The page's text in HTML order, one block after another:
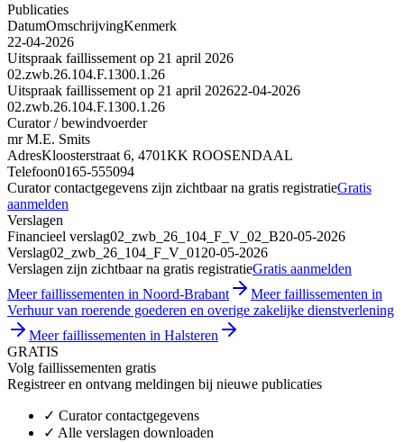
Publicaties
DatumOmschrijvingKenmerk
22-04-2026
Uitspraak faillissement op 21 april 2026
02.zwb.26.104.F.1300.1.26
Uitspraak faillissement op 21 april 202622-04-2026
02.zwb.26.104.F.1300.1.26
Curator / bewindvoerder
mr M.E. Smits
AdresKloosterstraat 6, 4701KK ROOSENDAAL
Telefoon0165-555094
Curator contactgegevens zijn zichtbaar na gratis registratieGratis
aanmelden
Verslagen
Financieel verslag02_zwb_26_104_F_V_02_B20-05-2026
Verslag02_zwb_26_104_F_V_01 20-05-2026
Verslagen zijn zichtbaar na gratis registratieGratis aanmelden
Meer faillissementen in Noord-Brabant
Meer faillissementen in
Verhuur van roerende goederen en overige zakelijke dienstverlening
Meer faillissementen in Halsteren
GRATIS
Volg faillissementen gratis
Registreer en ontvang meldingen bij nieuwe publicaties
✓ Curator contactgegevens
✓ Alle verslagen downloaden